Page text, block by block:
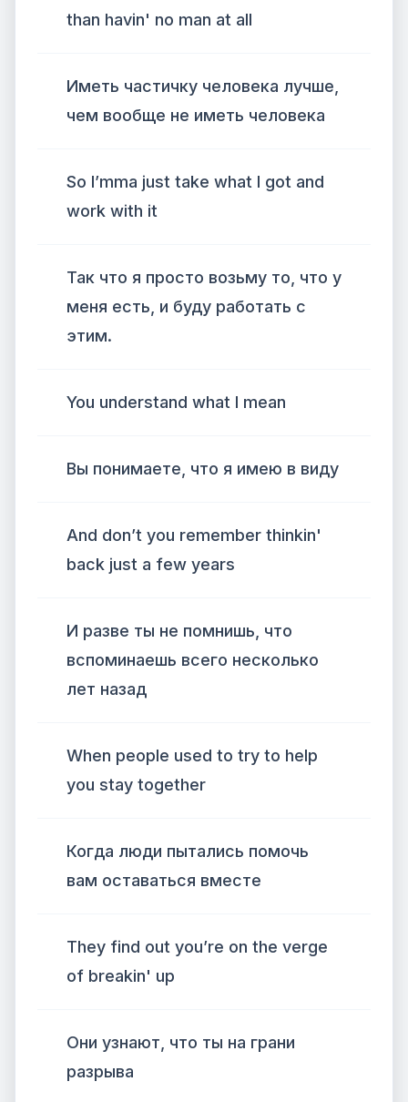
than havin' no man at all
Иметь частичку человека лучше,
чем вообще не иметь человека
So I’mma just take what I got and
work with it
Так что я просто возьму то, что у
меня есть, и буду работать с
этим.
You understand what I mean
Вы понимаете, что я имею в виду
And don’t you remember thinkin'
back just a few years
И разве ты не помнишь, что
вспоминаешь всего несколько
лет назад
When people used to try to help
you stay together
Когда люди пытались помочь
вам оставаться вместе
They find out you’re on the verge
of breakin' up
Они узнают, что ты на грани
разрыва